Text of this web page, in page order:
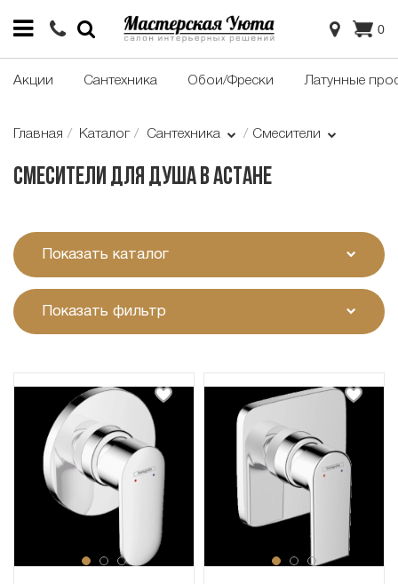
0
Акции Сантехника Обои/Фрески Латунные
Главная Каталог Сантехника Смесители
Смесители для душа в Астане
Показать каталог
Показать фильтр